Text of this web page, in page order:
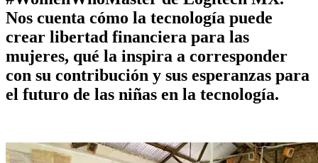
Nos cuenta cómo la tecnología puede
crear libertad financiera para las
mujeres, qué la inspira a corresponder
con su contribución y sus esperanzas para
el futuro de las niñas en la tecnología.